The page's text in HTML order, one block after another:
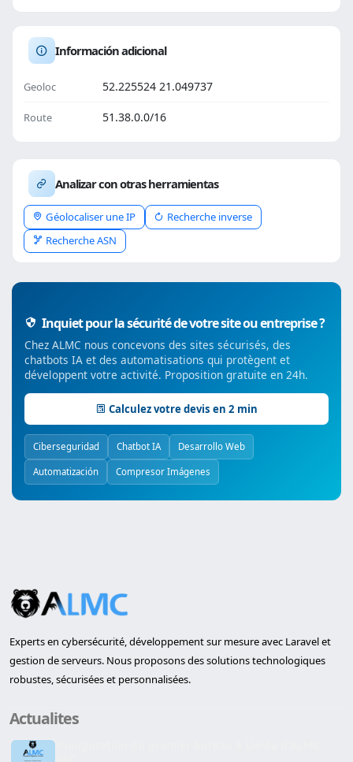
Información adicional
Geoloc 52.225524 21.049737
Route 51.38.0.0/16
Analizar con otras herramientas
Géolocaliser une IP
Recherche inverse
Recherche ASN
Inquiet pour la sécurité de votre site ou entreprise ?
Chez ALMC nous concevons des sites sécurisés, des
chatbots IA et des automatisations qui protègent et
développent votre activité. Proposition gratuite en 24h.
Calculez votre devis en 2 min
Ciberseguridad Chatbot IA Desarrollo Web
Automatización Compresor Imágenes
Experts en cybersécurité, développement sur mesure avec Laravel et
gestion de serveurs. Nous proposons des solutions technologiques
robustes, sécurisées et personnalisées.
Actualites